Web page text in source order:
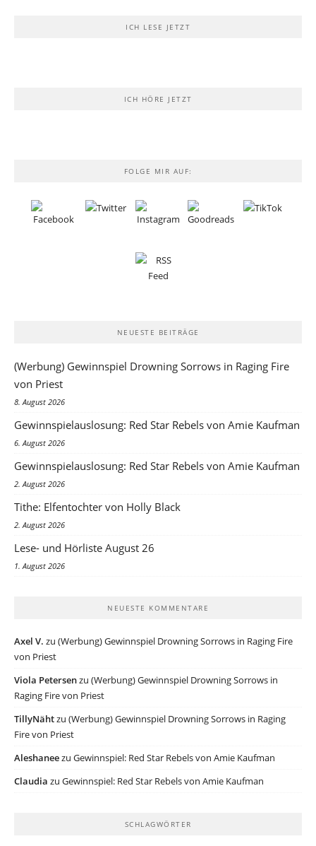
ICH LESE JETZT
ICH HÖRE JETZT
FOLGE MIR AUF:
NEUESTE BEITRÄGE
(Werbung) Gewinnspiel Drowning Sorrows in Raging Fire
von Priest
8. August 2026
Gewinnspielauslosung: Red Star Rebels von Amie Kaufman
6. August 2026
Gewinnspielauslosung: Red Star Rebels von Amie Kaufman
2. August 2026
Tithe: Elfentochter von Holly Black
2. August 2026
Lese- und Hörliste August 26
1. August 2026
NEUESTE KOMMENTARE
Axel V. zu (Werbung) Gewinnspiel Drowning Sorrows in Raging Fire
von Priest
Viola Petersenzu (Werbung) Gewinnspiel Drowning Sorrows in
Raging Fire von Priest
TillyNähtzu (Werbung) Gewinnspiel Drowning Sorrows in Raging
Fire von Priest
Aleshaneezu Gewinnspiel: Red Star Rebels von Amie Kaufman
Claudia zu Gewinnspiel: Red Star Rebels von Amie Kaufman
SCHLAGWÖRTER